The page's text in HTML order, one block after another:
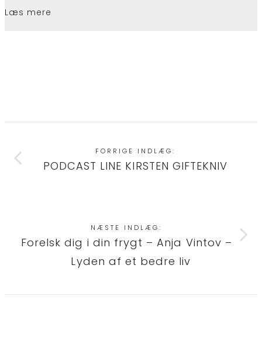
Læs mere
FORRIGE INDLÆG:
PODCAST LINE KIRSTEN GIFTEKNIV
NÆSTE INDLÆG:
Forelsk dig i din frygt – Anja Vintov –
Lyden af et bedre liv